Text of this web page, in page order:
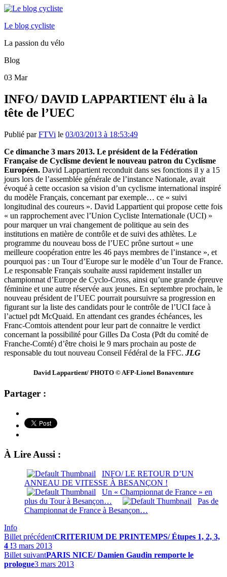
Le blog cycliste
La passion du vélo
Blog
03 Mar
INFO/ DAVID LAPPARTIENT élu à la
tête de l’UEC
Publié parFTVi le 03/03/2013 à 18:53:49
Ce dimanche 3 mars 2013. Le président de la Fédération
Française de Cyclisme devient le nouveau patron du Cyclisme
Européen. David Lappartient reconduit dans ses fonctions il y a 15
jours lors de l’assemblée générale de l’instance Nationale, avait
évoqué à cette occasion sa vision d’un cyclisme international inspiré
du modèle Français, concernant par exemple… ce « suivi
longitudinal des coureurs ». David Lappartient qui propose cette fois
« un rapprochement avec l’Union Cycliste Internationale (UCI) »
pour marquer un vrai changement de politique au sein des
institutions en matière de contrôle et de suivi des athlètes. Le
programme du nouveau boss de l’UEC prône surtout « une
meilleure coopération entre les 46 pays membres de l’instance », et
pourquoi pas : un Tour d’Europe sur le modèle d’un Tour de France.
Le responsable Français souhaite aussi rapidement installer un
championnat d’Europe de Cyclo-Cross, ainsi qu’une grande épreuve
féminine et une autre réservée aux jeunes. En septembre prochain, le
nouveau président de l’UEC pourrait poursuivre sa progression en
figurant sur la liste des candidats pour le contrôle de l’UCI face à
l’actuel pdt McQuaid. En attendant ces grandes échéances, les
Franc-Comtois attendent pour leur part de connaitre le verdict
concernant la possibilité pour Gilles Da Costa (Pdt du comité de
Franche-Comté) d’être choisi le 9 mars prochain au poste de
responsable du tout nouveau Conseil Fédéral de la FFC. JLG
David Lappartient/ PHOTO © AFP-Lionel Bonaventure
Partager :
À Lire Aussi :
INFO/ LE RETOUR D’UN
ANNEAU DE VITESSE À BESANÇON !
Un « Championnat de France » en
plus du Tour à Besançon…
Pas de
Championnat de France à Besançon…
Info
Billet précédentCRITERIUM DE PRINTEMPS/ Étupes 1, 2, 3,
4 !3 mars 2013
Billet suivantPARIS NICE/ Damien Gaudin remporte le
prologue3 mars 2013